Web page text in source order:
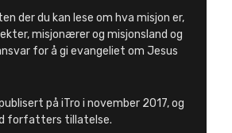
der du kan lese om hva misjon er,
misjonærer og misjonsland og
for å gi evangeliet om Jesus
på iTro i november 2017, og
forfatters tillatelse.